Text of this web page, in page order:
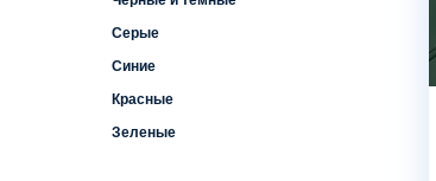
Серые
Синие
Красные
Зеленые